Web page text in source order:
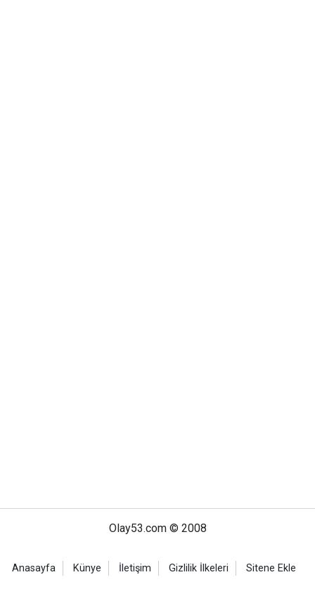
Olay53.com © 2008
Anasayfa Künye İletişim Gizlilik İlkeleri Sitene Ekle